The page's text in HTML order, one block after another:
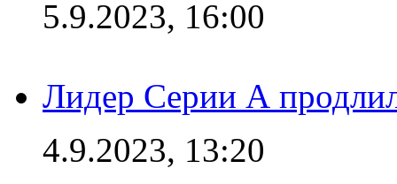
5.9.2023, 16:00
Лидер Серии А
4.9.2023, 13:20